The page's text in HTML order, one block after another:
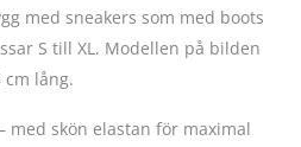
med sneakers som med boots
S till XL. Modellen på bilden
cm lång.
skön elastan för maximal